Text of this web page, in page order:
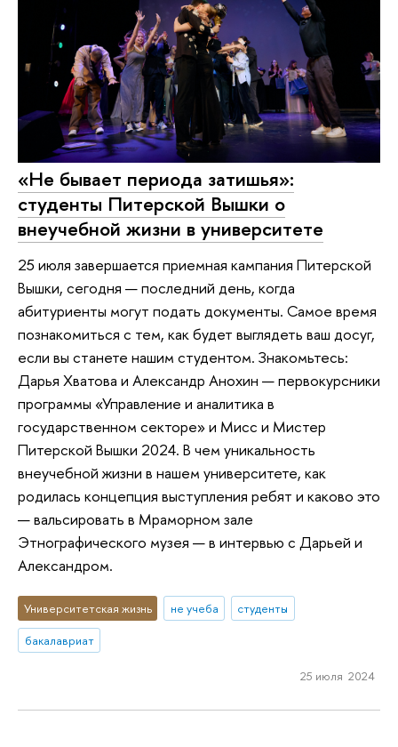
«Не бывает периода затишья»:
студенты Питерской Вышки о
внеучебной жизни в университете
25 июля завершается приемная кампания Питерской
Вышки, сегодня — последний день, когда
абитуриенты могут подать документы. Самое время
познакомиться с тем, как будет выглядеть ваш досуг,
если вы станете нашим студентом. Знакомьтесь:
Дарья Хватова и Александр Анохин — первокурсники
программы «Управление и аналитика в
государственном секторе» и Мисс и Мистер
Питерской Вышки 2024. В чем уникальность
внеучебной жизни в нашем университете, как
родилась концепция выступления ребят и каково это
— вальсировать в Мраморном зале
Этнографического музея — в интервью с Дарьей и
Александром.
Университетская жизнь не учеба
студенты
бакалавриат
25 июля 2024